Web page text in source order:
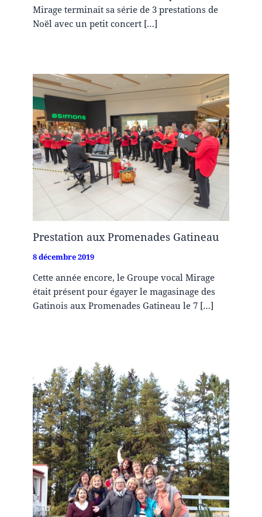
Mirage terminait sa série de 3 prestations de
Noël avec un petit concert […]
Prestation aux Promenades Gatineau
8 décembre 2019
Cette année encore, le Groupe vocal Mirage
était présent pour égayer le magasinage des
Gatinois aux Promenades Gatineau le 7 […]